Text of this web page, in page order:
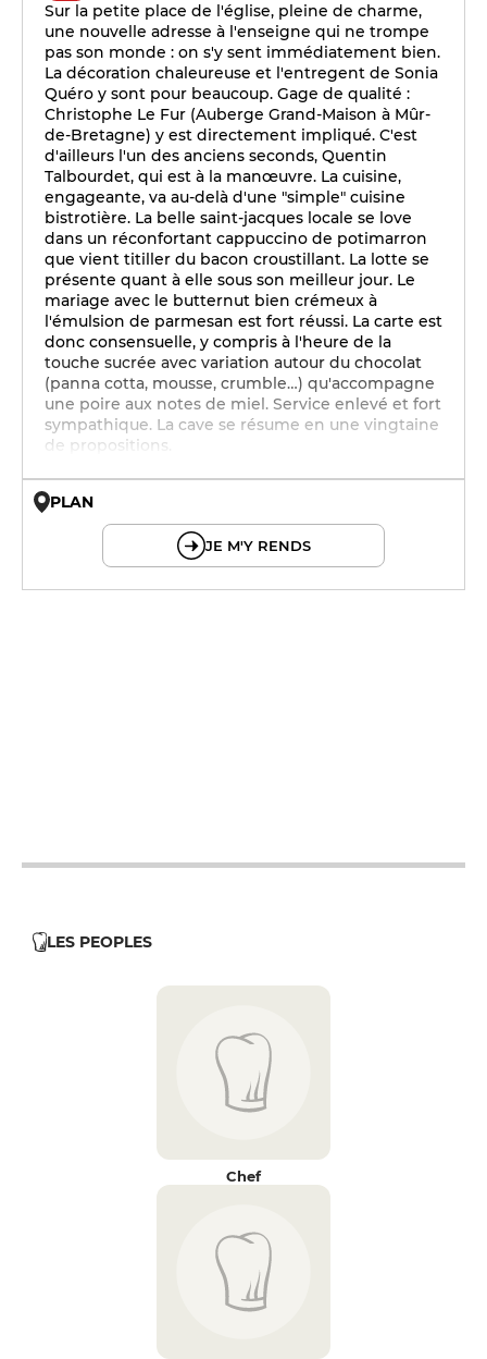
Sur la petite place de l'église, pleine de charme,
une nouvelle adresse à l'enseigne qui ne trompe
pas son monde : on s'y sent immédiatement bien.
La décoration chaleureuse et l'entregent de Sonia
Quéro y sont pour beaucoup. Gage de qualité :
Christophe Le Fur (Auberge Grand-Maison à Mûr-
de-Bretagne) y est directement impliqué. C'est
d'ailleurs l'un des anciens seconds, Quentin
Talbourdet, qui est à la manœuvre. La cuisine,
engageante, va au-delà d'une "simple" cuisine
bistrotière. La belle saint-jacques locale se love
dans un réconfortant cappuccino de potimarron
que vient titiller du bacon croustillant. La lotte se
présente quant à elle sous son meilleur jour. Le
mariage avec le butternut bien crémeux à
l'émulsion de parmesan est fort réussi. La carte est
donc consensuelle, y compris à l'heure de la
touche sucrée avec variation autour du chocolat
(panna cotta, mousse, crumble…) qu'accompagne
une poire aux notes de miel. Service enlevé et fort
sympathique. La cave se résume en une vingtaine
de propositions.
PLAN
JE M'Y RENDS
LES PEOPLES
Chef